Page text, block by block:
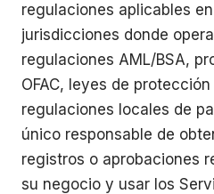
regulaciones aplicables
jurisdicciones donde
regulaciones AML/BSA,
OFAC, leyes de
regulaciones locales de
único responsable de
registros o aprobaciones
su negocio y usar los